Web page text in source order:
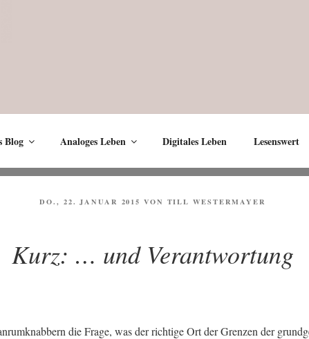
Blog Analoges Leben Digitales Leben Lesenswert
VERÖFFENTLICHT
DO., 22. JANUAR 2015 VON TILL WESTERMAYER
Kurz: … und Verantwortung
die Fra­ge, was der rich­ti­ge Ort der Gren­zen der